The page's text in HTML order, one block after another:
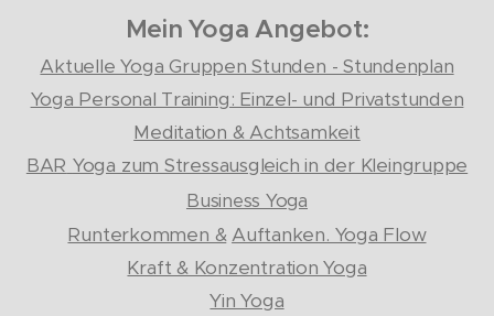
Mein Yoga Angebot:
Aktuelle Yoga Gruppen Stunden - Stundenplan
Yoga Personal Training: Einzel- und Privatstunden
Meditation & Achtsamkeit
BAR Yoga zum Stressausgleich in der Kleingruppe
Business Yoga
Runterkommen & Auftanken. Yoga Flow
Kraft & Konzentration Yoga
Yin Yoga